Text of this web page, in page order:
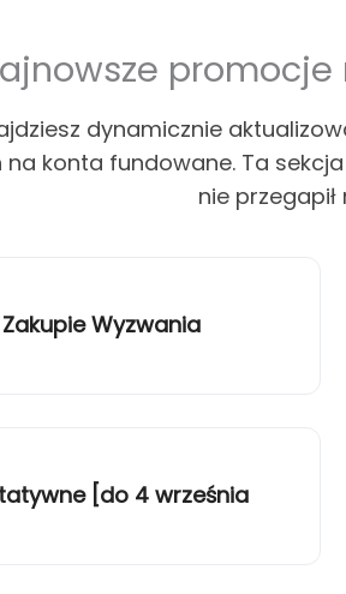
dynamicznie
konta fundowane. Ta
nie przegapił
Wyzwania
[do 4 września